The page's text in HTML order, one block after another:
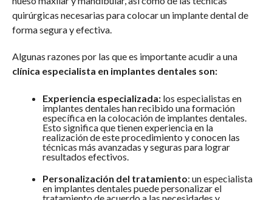
quirúrgicas necesarias para colocar un implante dental de
forma segura y efectiva.
Algunas razones por las que es importante acudir a una
clínica especialista en implantes dentales son:
Experiencia especializada: los especialistas en
implantes dentales han recibido una formación
específica en la colocación de implantes dentales.
Esto significa que tienen experiencia en la
realización de este procedimiento y conocen las
técnicas más avanzadas y seguras para lograr
resultados efectivos.
Personalización del tratamiento: un especialista
en implantes dentales puede personalizar el